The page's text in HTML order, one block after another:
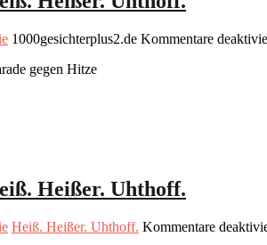
1000gesichterplus2.de Kommentare
gegen Hitze
Heißer. Uhthoff.
Heiß. Heißer. Uhthoff. Kommentare